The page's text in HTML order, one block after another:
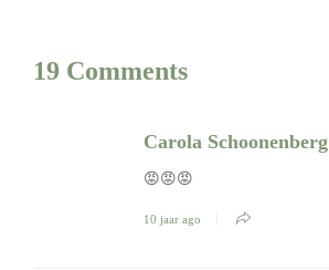
19 Comments
Carola Schoonenberg
😡😡😡
10 jaar ago